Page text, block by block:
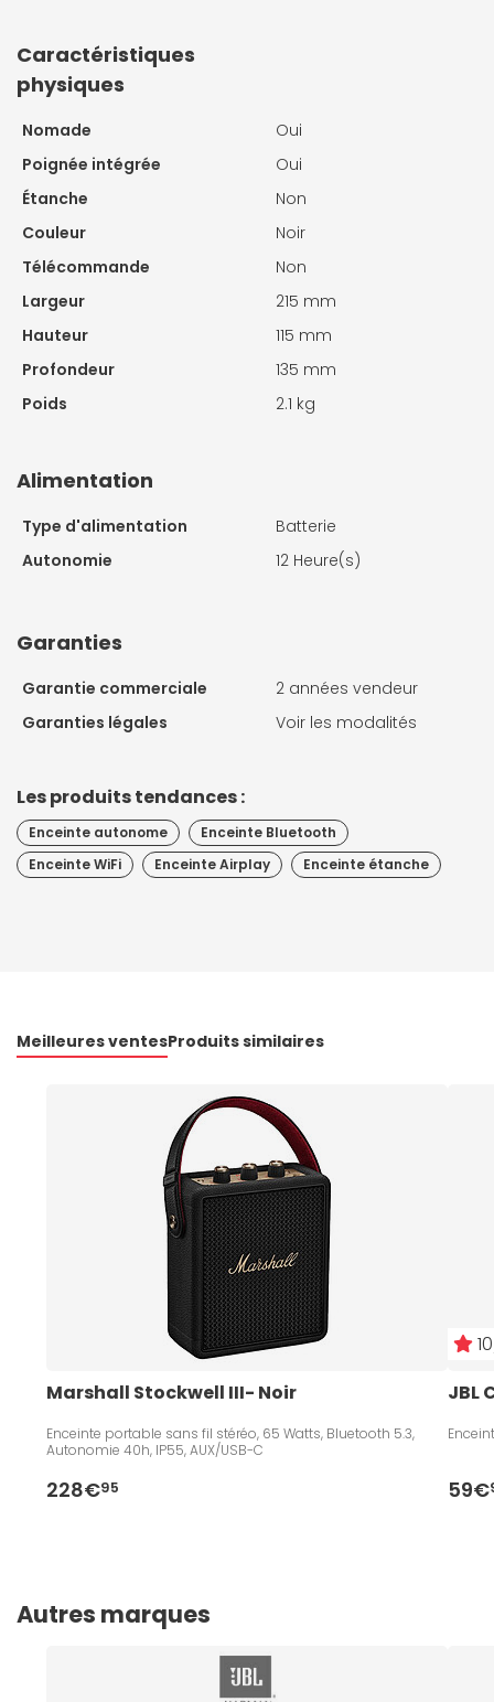
Caractéristiques
physiques
Nomade
Oui
Poignée intégrée
Oui
Étanche
Non
Couleur
Noir
Télécommande
Non
Largeur
215 mm
Hauteur
115 mm
Profondeur
135 mm
Poids
2.1 kg
Alimentation
Type d'alimentation
Batterie
Autonomie
12 Heure(s)
Garanties
Garantie commerciale
2 années vendeur
Garanties légales
Voir les modalités
Les produits tendances :
Enceinte autonome
Enceinte Bluetooth
Enceinte WiFi
Enceinte Airplay Enceinte étanche
Meilleures ventesProduits similaires
Marshall Stockwell III- Noir
Enceinte portable sans fil stéréo, 65 Watts, Bluetooth 5.3,
Autonomie 40h, IP55, AUX/USB-C
228€95
JBL
59€
Autres marques